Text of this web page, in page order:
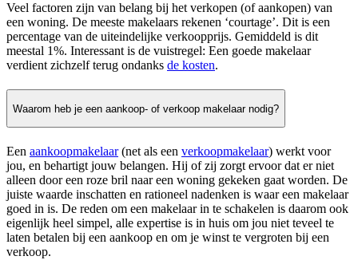
Veel factoren zijn van belang bij het verkopen (of aankopen) van
een woning. De meeste makelaars rekenen ‘courtage’. Dit is een
percentage van de uiteindelijke verkoopprijs. Gemiddeld is dit
meestal 1%. Interessant is de vuistregel: Een goede makelaar
verdient zichzelf terug ondanks de kosten.
Waarom heb je een aankoop- of verkoop makelaar nodig?
Een aankoopmakelaar(net als een verkoopmakelaar) werkt voor
jou, en behartigt jouw belangen. Hij of zij zorgt ervoor dat er niet
alleen door een roze bril naar een woning gekeken gaat worden. De
juiste waarde inschatten en rationeel nadenken is waar een makelaar
goed in is. De reden om een makelaar in te schakelen is daarom ook
eigenlijk heel simpel, alle expertise is in huis om jou niet teveel te
laten betalen bij een aankoop en om je winst te vergroten bij een
verkoop.